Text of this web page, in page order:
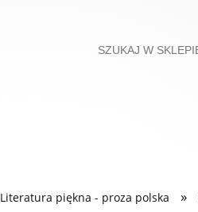
Literatura piękna - proza polska »